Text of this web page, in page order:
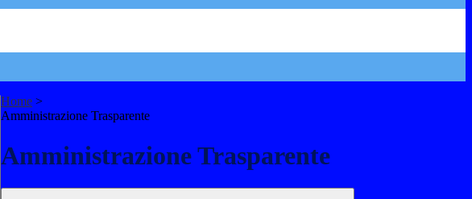
Home >
Amministrazione Trasparente
Amministrazione Trasparente